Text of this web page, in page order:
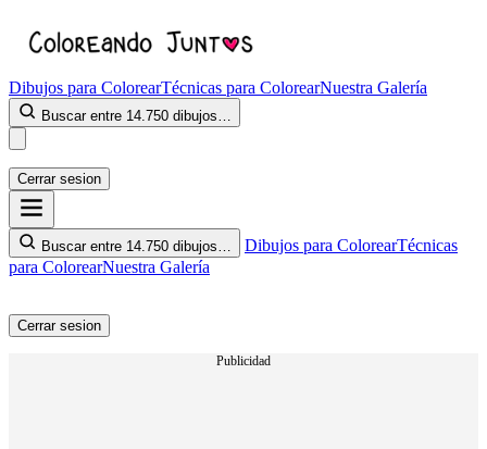
Dibujos para ColorearTécnicas para ColorearNuestra Galería
Buscar entre 14.750 dibujos…
Cerrar sesion
Buscar entre 14.750 dibujos… Dibujos para ColorearTécnicas
para ColorearNuestra Galería
Cerrar sesion
Publicidad